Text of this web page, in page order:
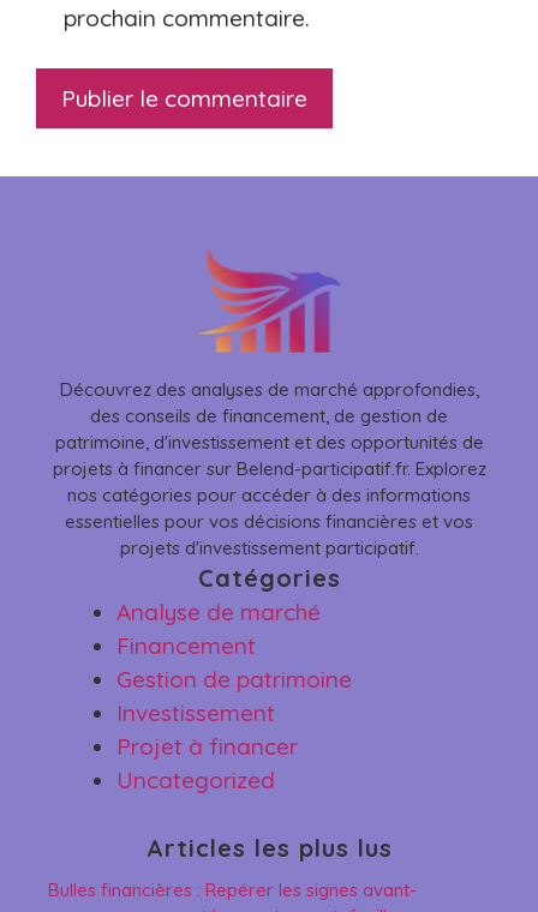
prochain commentaire.
Découvrez des analyses de marché approfondies,
des conseils de financement, de gestion de
patrimoine, d'investissement et des opportunités de
projets à financer sur Belend-participatif.fr. Explorez
nos catégories pour accéder à des informations
essentielles pour vos décisions financières et vos
projets d'investissement participatif.
Catégories
Analyse de marché
Financement
Gestion de patrimoine
Investissement
Projet à financer
Uncategorized
Articles les plus lus
Bulles financières : Repérer les signes avant-